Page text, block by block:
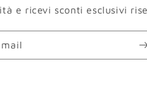
e ricevi sconti esclusivi